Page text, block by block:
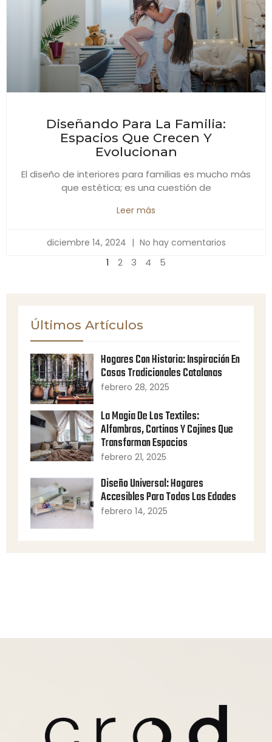
Diseñando Para La Familia:
Espacios Que Crecen Y
Evolucionan
El diseño de interiores para familias es mucho más
que estética; es una cuestión de
Leer más
diciembre 14, 2024 No hay comentarios
1 2 3 4 5
Últimos Artículos
Hogares Con Historia: Inspiración En
Casas Tradicionales Catalanas
febrero 28, 2025
La Magia De Los Textiles:
Alfombras, Cortinas Y Cojines Que
Transforman Espacios
febrero 21, 2025
Diseño Universal: Hogares
Accesibles Para Todas Las Edades
febrero 14, 2025